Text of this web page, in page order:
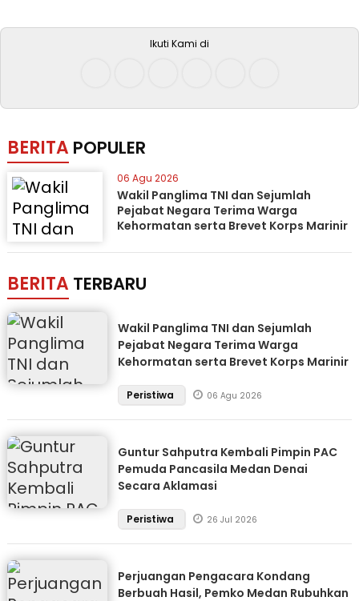
Ikuti Kami di
BERITA POPULER
06 Agu 2026
Wakil Panglima TNI dan Sejumlah
Pejabat Negara Terima Warga
Kehormatan serta Brevet Korps Marinir
BERITA TERBARU
Wakil Panglima TNI dan Sejumlah
Pejabat Negara Terima Warga
Kehormatan serta Brevet Korps Marinir
Peristiwa 06 Agu 2026
Guntur Sahputra Kembali Pimpin PAC
Pemuda Pancasila Medan Denai
Secara Aklamasi
Peristiwa 26 Jul 2026
Perjuangan Pengacara Kondang
Berbuah Hasil, Pemko Medan Rubuhkan